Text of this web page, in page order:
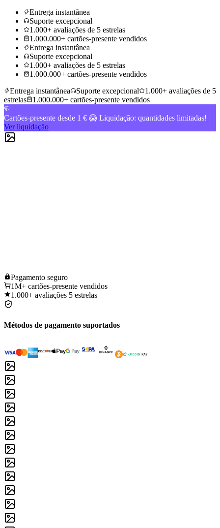
Entrega instantânea
Suporte excepcional
1.000+ avaliações de 5 estrelas
1.000.000+ cartões-presente vendidos
Entrega instantânea
Suporte excepcional
1.000+ avaliações de 5 estrelas
1.000.000+ cartões-presente vendidos
Entrega instantânea
Suporte excepcional
1.000+ avaliações de 5
estrelas
1.000.000+ cartões-presente vendidos
Cartões-presente desde 1 € 😱 Liquidação: quantidades limitadas!
Ver liquidação
Pagamento seguro
1M+ cartões-presente vendidos
1.000+ avaliações 5 estrelas
Métodos de pagamento suportados